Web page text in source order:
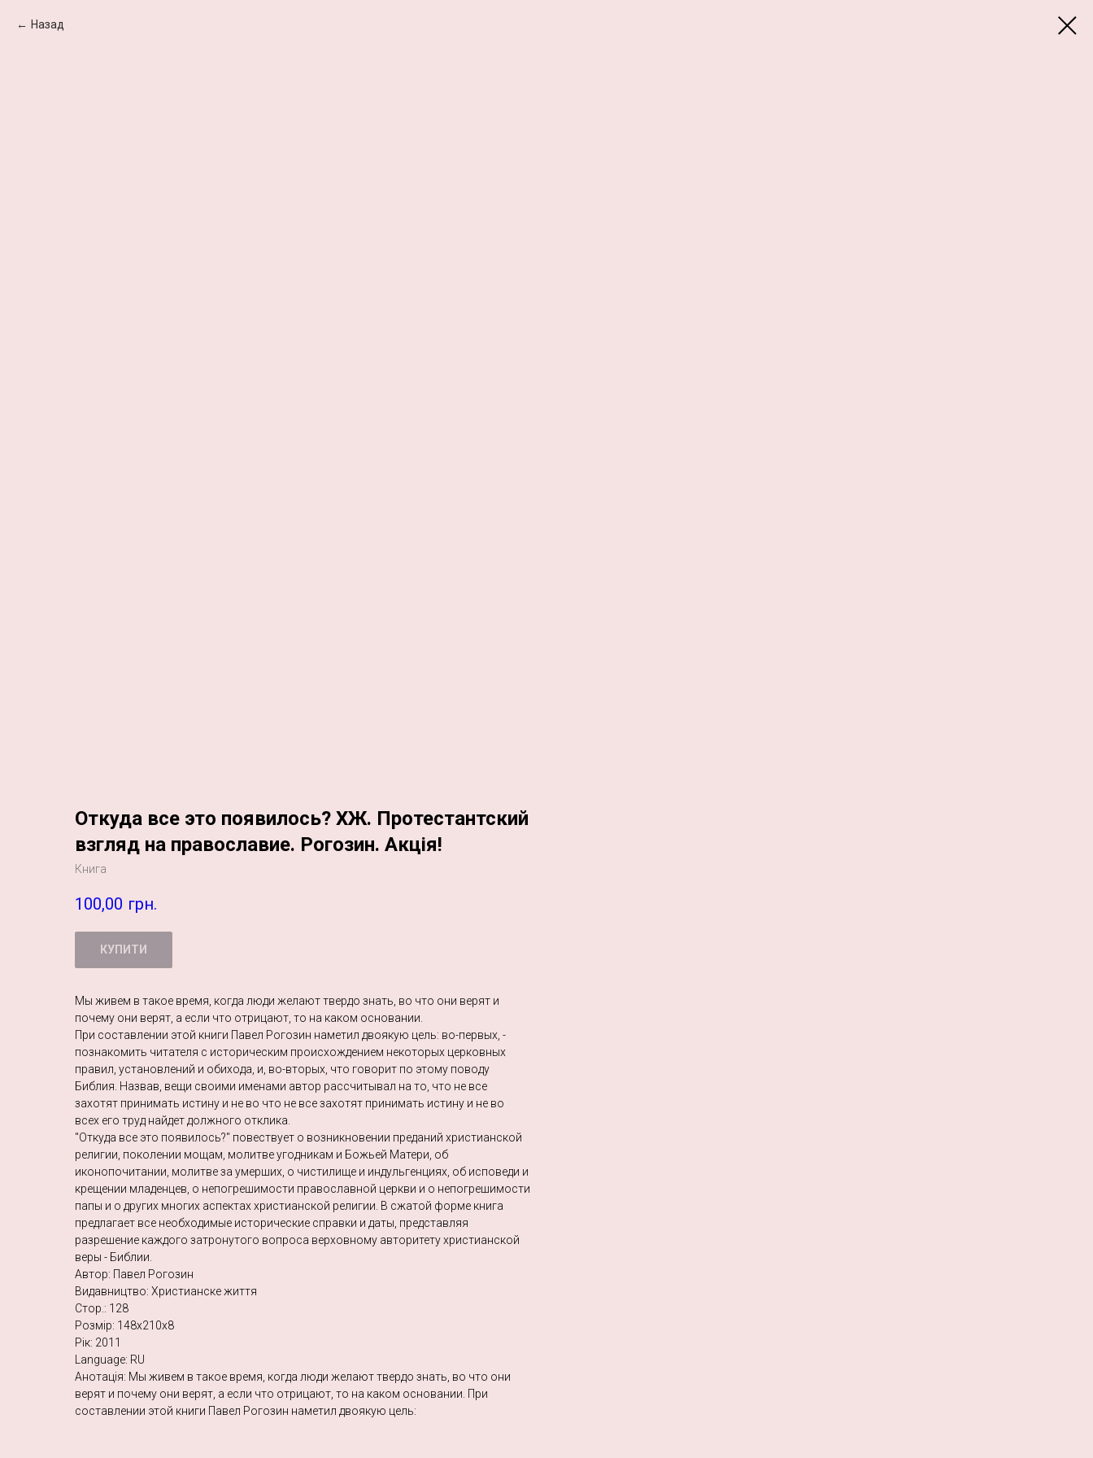
Назад
Откуда все это появилось? ХЖ. Протестантский
взгляд на православие. Рогозин. Акція!
Книга
100,00 грн.
КУПИТИ
Мы живем в такое время, когда люди желают твердо знать, во что они верят и
почему они верят, а если что отрицают, то на каком основании.
При составлении этой книги Павел Рогозин наметил двоякую цель: во-первых, -
познакомить читателя с историческим происхождением некоторых церковных
правил, установлений и обихода, и, во-вторых, что говорит по этому поводу
Библия. Назвав, вещи своими именами автор рассчитывал на то, что не все
захотят принимать истину и не во что не все захотят принимать истину и не во
всех его труд найдет должного отклика.
"Откуда все это появилось?" повествует о возникновении преданий христианской
религии, поколении мощам, молитве угодникам и Божьей Матери, об
иконопочитании, молитве за умерших, о чистилище и индульгенциях, об исповеди и
крещении младенцев, о непогрешимости православной церкви и о непогрешимости
папы и о других многих аспектах христианской религии. В сжатой форме книга
предлагает все необходимые исторические справки и даты, представляя
разрешение каждого затронутого вопроса верховному авторитету христианской
веры - Библии.
Автор: Павел Рогозин
Видавництво: Христианске життя
Стор.: 128
Розмір: 148х210х8
Рік: 2011
Language: RU
Анотація: Мы живем в такое время, когда люди желают твердо знать, во что они
верят и почему они верят, а если что отрицают, то на каком основании. При
составлении этой книги Павел Рогозин наметил двоякую цель: